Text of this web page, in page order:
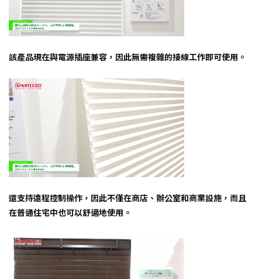
該產品現在與電源插座兼容，因此無需複雜的接線工作即可使用。
還支持遠程控制操作，因此不僅在商店、辦公室和商業設施，而且
在普通住宅中也可以舒適地使用。